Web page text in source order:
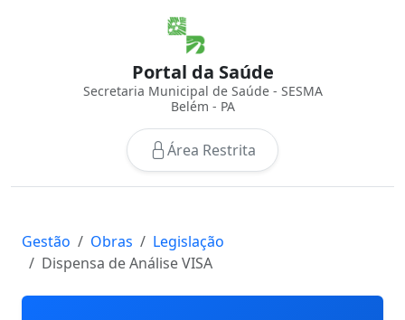
Portal da Saúde
Secretaria Municipal de Saúde - SESMA
Belém - PA
Área Restrita
Gestão Obras
Legislação
Dispensa de Análise VISA